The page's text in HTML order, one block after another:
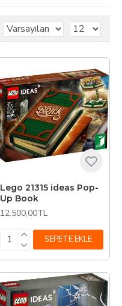
Lego 21315 ideas Pop-
Up Book
12.500,00TL
SEPETE EKLE